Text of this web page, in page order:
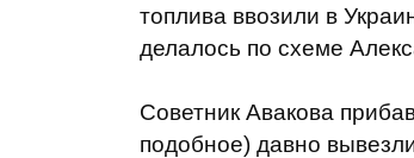
топлива ввозили в
делалось по схеме
Советник Авакова
подобное) давно